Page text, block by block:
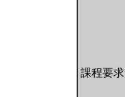
課程要求